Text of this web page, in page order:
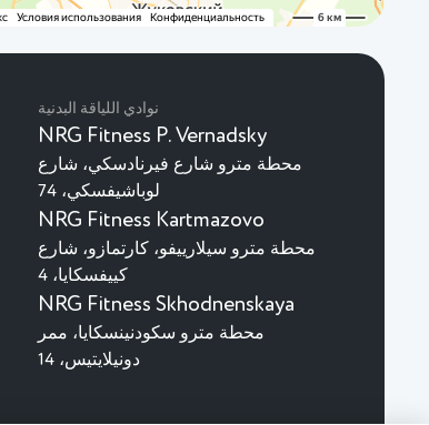
نوادي اللياقة البدنية
NRG Fitness P. Vernadsky
محطة مترو شارع فيرنادسكي، شارع
لوباشيفسكي، 74
NRG Fitness Kartmazovo
محطة مترو سيلارييفو، كارتمازو، شارع
كييفسكايا، 4
NRG Fitness Skhodnenskaya
محطة مترو سكودنينسكايا، ممر
دونيلايتيس، 14